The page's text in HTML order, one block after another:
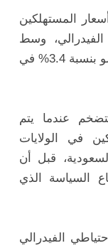
المستهلكين
وسط
توقعات استقرار المعدل السنوي عند نمو بنسبة 3.4% في
عندما يتم
في الولايات
15:30 بتوقيت السعودية، قبل أن
السياسة الذي
الفيدرالي